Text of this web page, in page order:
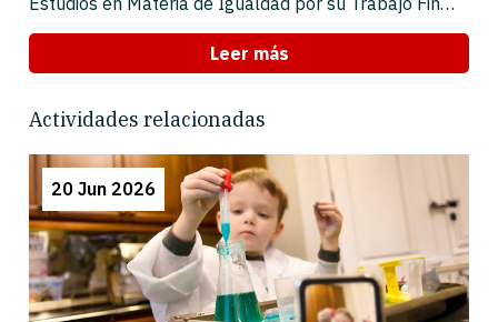
Leer más
Actividades relacionadas
20 Jun 2026